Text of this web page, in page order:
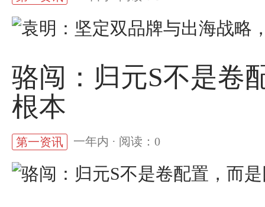
骆闯：归元S不是卷
根本
第一资讯 一年内 · 阅读：0